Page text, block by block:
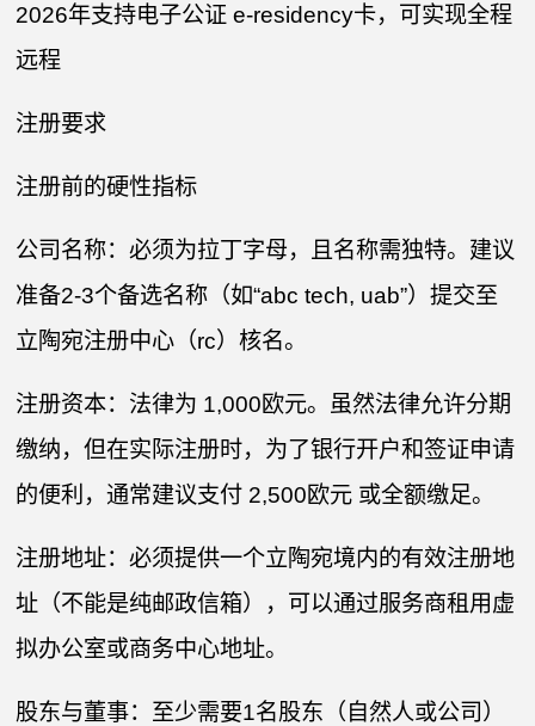
2026年支持电子公证 e-residency卡，可实现全程
远程
注册要求
注册前的硬性指标
公司名称：必须为拉丁字母，且名称需独特。建议
准备2-3个备选名称（如“abc tech, uab”）提交至
立陶宛注册中心（rc）核名。
注册资本：法律为 1,000欧元。虽然法律允许分期
缴纳，但在实际注册时，为了银行开户和签证申请
的便利，通常建议支付 2,500欧元 或全额缴足。
注册地址：必须提供一个立陶宛境内的有效注册地
址（不能是纯邮政信箱），可以通过服务商租用虚
拟办公室或商务中心地址。
股东与董事：至少需要1名股东（自然人或公司）